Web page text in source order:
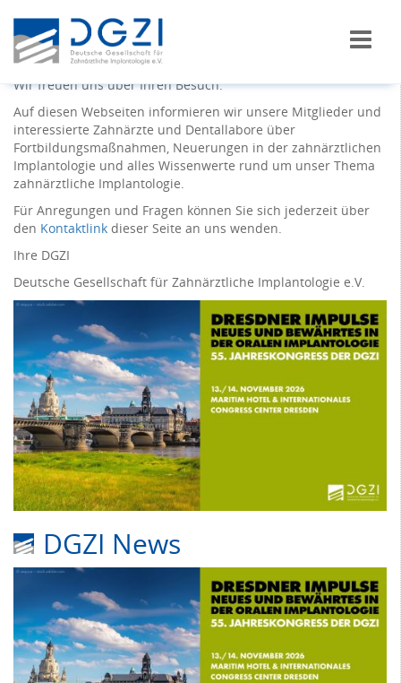
Wir freuen uns über Ihren Besuch.
Auf diesen Webseiten informieren wir unsere Mitglieder und
interessierte Zahnärzte und Dentallabore über
Fortbildungsmaßnahmen, Neuerungen in der zahnärztlichen
Implantologie und alles Wissenwerte rund um unser Thema
zahnärztliche Implantologie.
Für Anregungen und Fragen können Sie sich jederzeit über
den Kontaktlink dieser Seite an uns wenden.
Ihre DGZI
Deutsche Gesellschaft für Zahnärztliche Implantologie e.V.
DGZI News